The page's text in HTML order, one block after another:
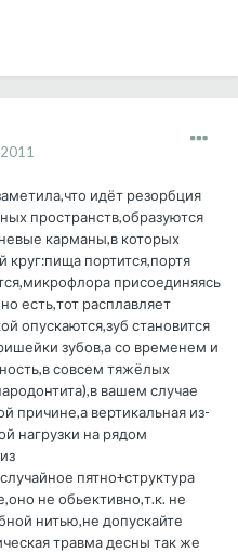
идёт резорбция
пространств,образуются
карманы,в которых
круг:пища портится,портя
присоединяясь
есть,тот расплавляет
опускаются,зуб становится
зубов,а со временем и
совсем тяжёлых
вашем случае
причине,а вертикальная из-
нагрузки на рядом
пятно+структура
не обьективно,т.к. не
нитью,не допускайте
травма десны так же